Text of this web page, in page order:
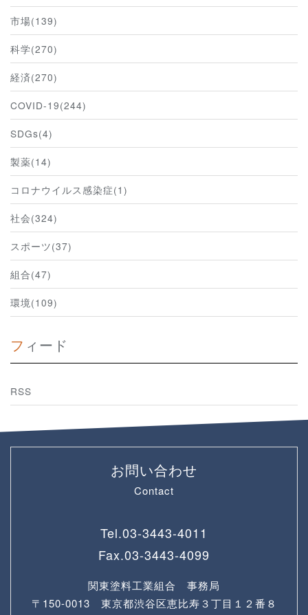
市場(139)
科学(270)
経済(270)
COVID-19(244)
SDGs(4)
製薬(14)
コロナウイルス感染症(1)
社会(324)
スポーツ(37)
組合(47)
環境(109)
フィード
RSS
お問い合わせ
Contact
Tel.03-3443-4011
Fax.03-3443-4099
関東塗料工業組合 事務局
〒150-0013 東京都渋谷区恵比寿３丁目１２番８